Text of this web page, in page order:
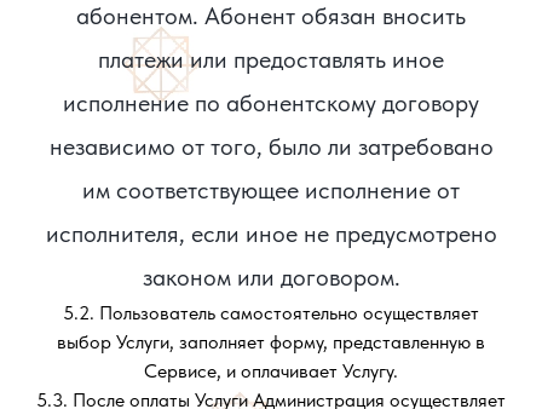
абонентом. Абонент обязан вносить
платежи или предоставлять иное
исполнение по абонентскому договору
независимо от того, было ли затребовано
им соответствующее исполнение от
исполнителя, если иное не предусмотрено
законом или договором.
5.2. Пользователь самостоятельно осуществляет
выбор Услуги, заполняет форму, представленную в
Сервисе, и оплачивает Услугу.
5.3. После оплаты Услуги Администрация осуществляет